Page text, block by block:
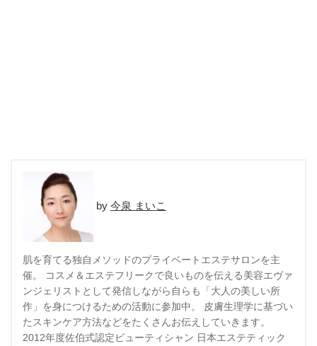
今泉 まいこ
肌を育てる独自メソッドのプライベートエステサロンを主
催。 コスメ＆エステフリークで良いものを伝える美容エヴァ
ンジェリストとして発信しながら自らも「大人の美しい所
作」を身につけるための活動に参加中。 皮膚生理学に基づい
たスキンケア方法などをたくさんお伝えしていきます。
2012年度佐伯式認定ビューティシャン 日本エステティック